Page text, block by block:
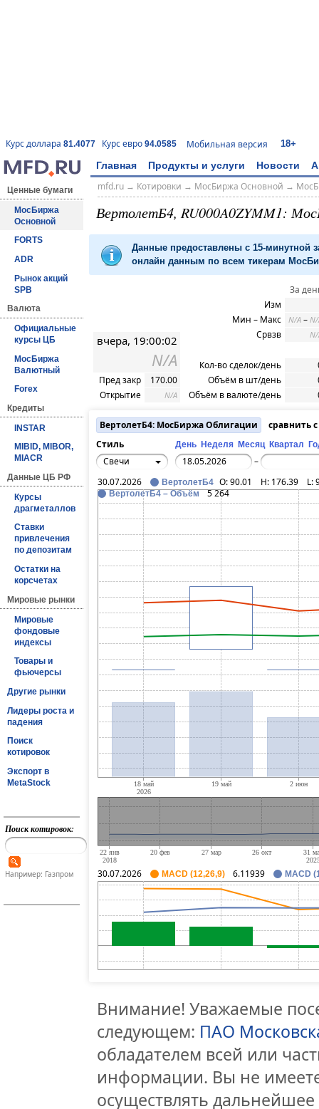
Курс доллара 81.4077 Курс евро 94.0585 Мобильная версия 18+
Главная Продукты и услуги Новости
Ценные бумаги
МосБиржа
Основной
FORTS
ADR
Рынок акций
SPB
Валюта
Официальные
курсы ЦБ
МосБиржа
Валютный
Forex
Кредиты
INSTAR
MIBID, MIBOR,
MIACR
Данные ЦБ РФ
Курсы
драгметаллов
Ставки
привлечения
по депозитам
Остатки на
корсчетах
Мировые рынки
Мировые
фондовые
индексы
Товары и
фьючерсы
Другие рынки
Лидеры роста и
падения
Поиск
котировок
Экспорт в
MetaStock
Поиск котировок:
Например: Газпром
mfd.ru→ Котировки → МосБиржа Основной →
ВертолетБ4, RU000A0ZYMM1:
Данные предоставлены с 15-минутной
онлайн данным по всем тикерам
вчера, 19:00:02
N/A
Пред закр
170.00
Открытие
N/A
За
Изм
Мин – Макс
N/A –
Срвзв
Кол-во сделок/день
Объём в шт/день
Объём в валюте/день
ВертолетБ4: МосБиржа Облигации
сравнить
Стиль
День Неделя Месяц Квартал
Свечи
–
30.07.2026
ВертолетБ4 O:90.01 H: 176.39 L:
ВертолетБ4 – Объём 5 264
30.07.2026 MACD (12,26,9) 6.11939 MACD
Внимание! Уважаемые
следующем: ПАО
обладателем всей или
информации. Вы не
осуществлять